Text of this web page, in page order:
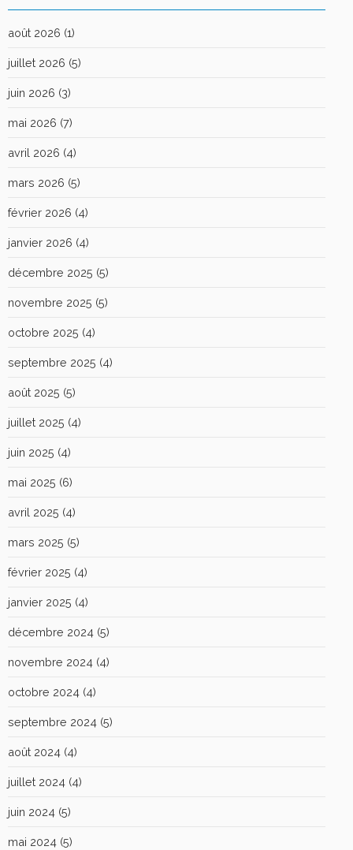
août 2026 (1)
juillet 2026 (5)
juin 2026 (3)
mai 2026 (7)
avril 2026 (4)
mars 2026 (5)
février 2026 (4)
janvier 2026 (4)
décembre 2025 (5)
novembre 2025 (5)
octobre 2025 (4)
septembre 2025 (4)
août 2025 (5)
juillet 2025 (4)
juin 2025 (4)
mai 2025 (6)
avril 2025 (4)
mars 2025 (5)
février 2025 (4)
janvier 2025 (4)
décembre 2024 (5)
novembre 2024 (4)
octobre 2024 (4)
septembre 2024 (5)
août 2024 (4)
juillet 2024 (4)
juin 2024 (5)
mai 2024 (5)